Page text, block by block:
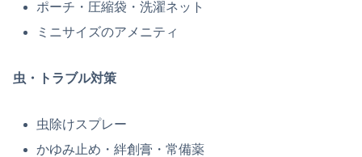
ポーチ・圧縮袋・洗濯ネット
ミニサイズのアメニティ
虫・トラブル対策
虫除けスプレー
かゆみ止め・絆創膏・常備薬